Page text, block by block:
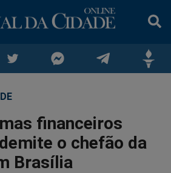
no
no
Messenger
no
financeiros
o chefão da
Brasília